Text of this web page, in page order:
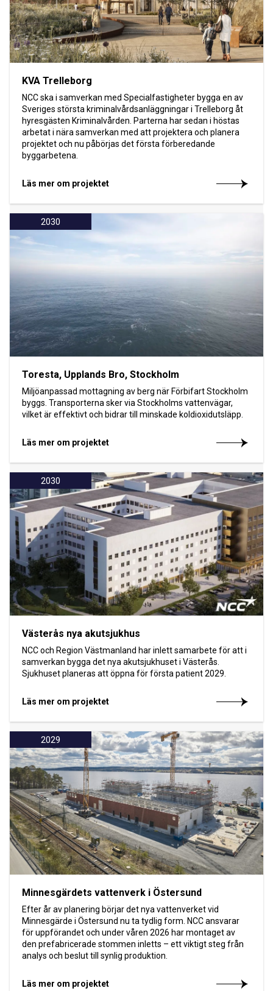
KVA Trelleborg
NCC ska i samverkan med Specialfastigheter bygga en av
Sveriges största kriminalvårdsanläggningar i Trelleborg åt
hyresgästen Kriminalvården. Parterna har sedan i höstas
arbetat i nära samverkan med att projektera och planera
projektet och nu påbörjas det första förberedande
byggarbetena.
Läs mer om projektet
2030
Toresta, Upplands Bro, Stockholm
Miljöanpassad mottagning av berg när Förbifart Stockholm
byggs. Transporterna sker via Stockholms vattenvägar,
vilket är effektivt och bidrar till minskade koldioxidutsläpp.
Läs mer om projektet
2030
Västerås nya akutsjukhus
NCC och Region Västmanland har inlett samarbete för att i
samverkan bygga det nya akutsjukhuset i Västerås.
Sjukhuset planeras att öppna för första patient 2029.
Läs mer om projektet
2029
Minnesgärdets vattenverk i Östersund
Efter år av planering börjar det nya vattenverket vid
Minnesgärde i Östersund nu ta tydlig form. NCC ansvarar
för uppförandet och under våren 2026 har montaget av
den prefabricerade stommen inletts – ett viktigt steg från
analys och beslut till synlig produktion.
Läs mer om projektet